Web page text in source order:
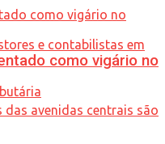
como vigário no